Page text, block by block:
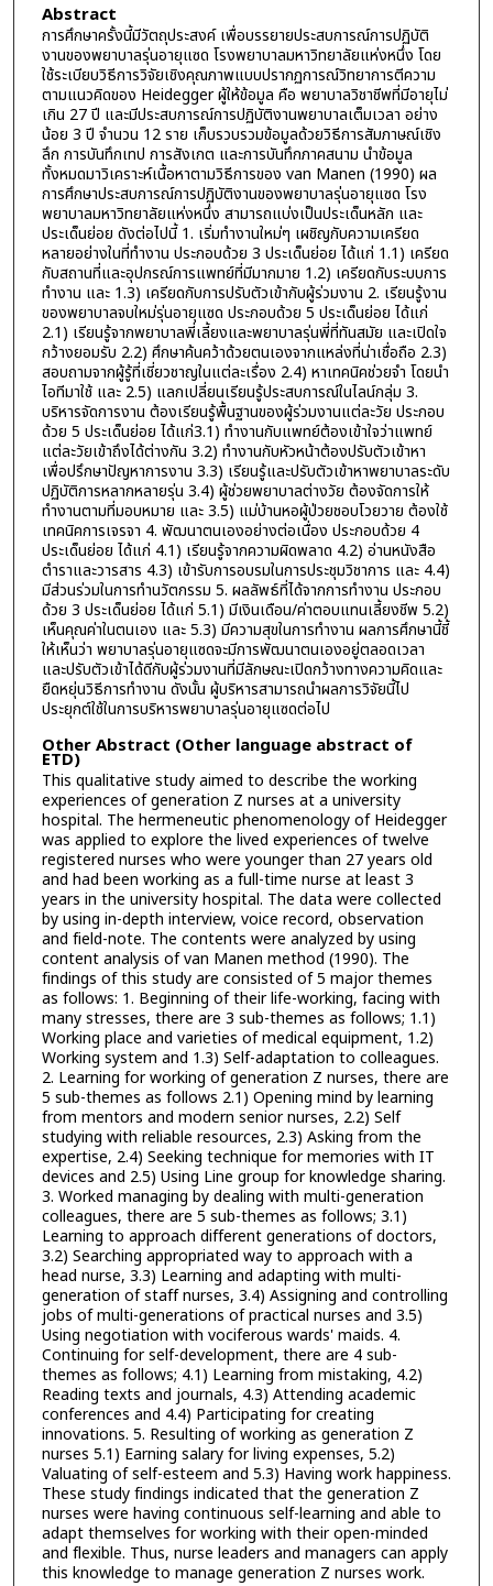
Abstract
การศึกษาครั้งนี้มีวัตถุประสงค์ เพื่อบรรยายประสบการณ์การปฏิบัติ
งานของพยาบาลรุ่นอายุแซด โรงพยาบาลมหาวิทยาลัยแห่งหนึ่ง โดย
ใช้ระเบียบวิธีการวิจัยเชิงคุณภาพแบบปรากฏการณ์วิทยาการตีความ
ตามแนวคิดของ Heidegger ผู้ให้ข้อมูล คือ พยาบาลวิชาชีพที่มีอายุไม่
เกิน 27 ปี และมีประสบการณ์การปฏิบัติงานพยาบาลเต็มเวลา อย่าง
น้อย 3 ปี จำนวน 12 ราย เก็บรวบรวมข้อมูลด้วยวิธีการสัมภาษณ์เชิง
ลึก การบันทึกเทป การสังเกต และการบันทึกภาคสนาม นำข้อมูล
ทั้งหมดมาวิเคราะห์เนื้อหาตามวิธีการของ van Manen (1990) ผล
การศึกษาประสบการณ์การปฏิบัติงานของพยาบาลรุ่นอายุแซด โรง
พยาบาลมหาวิทยาลัยแห่งหนึ่ง สามารถแบ่งเป็นประเด็นหลัก และ
ประเด็นย่อย ดังต่อไปนี้ 1. เริ่มทำงานใหม่ๆ เผชิญกับความเครียด
หลายอย่างในที่ทำงาน ประกอบด้วย 3 ประเด็นย่อย ได้แก่ 1.1) เครียด
กับสถานที่และอุปกรณ์การแพทย์ที่มีมากมาย 1.2) เครียดกับระบบการ
ทำงาน และ 1.3) เครียดกับการปรับตัวเข้ากับผู้ร่วมงาน 2. เรียนรู้งาน
ของพยาบาลจบใหม่รุ่นอายุแซด ประกอบด้วย 5 ประเด็นย่อย ได้แก่
2.1) เรียนรู้จากพยาบาลพี่เลี้ยงและพยาบาลรุ่นพี่ที่ทันสมัย และเปิดใจ
กว้างยอมรับ 2.2) ศึกษาค้นคว้าด้วยตนเองจากแหล่งที่น่าเชื่อถือ 2.3)
สอบถามจากผู้รู้ที่เชี่ยวชาญในแต่ละเรื่อง 2.4) หาเทคนิคช่วยจำ โดยนำ
ไอทีมาใช้ และ 2.5) แลกเปลี่ยนเรียนรู้ประสบการณ์ในไลน์กลุ่ม 3.
บริหารจัดการงาน ต้องเรียนรู้พื้นฐานของผู้ร่วมงานแต่ละวัย ประกอบ
ด้วย 5 ประเด็นย่อย ได้แก่3.1) ทำงานกับแพทย์ต้องเข้าใจว่าแพทย์
แต่ละวัยเข้าถึงได้ต่างกัน 3.2) ทำงานกับหัวหน้าต้องปรับตัวเข้าหา
เพื่อปรึกษาปัญหาการงาน 3.3) เรียนรู้และปรับตัวเข้าหาพยาบาลระดับ
ปฏิบัติการหลากหลายรุ่น 3.4) ผู้ช่วยพยาบาลต่างวัย ต้องจัดการให้
ทำงานตามที่มอบหมาย และ 3.5) แม่บ้านหอผู้ป่วยชอบโวยวาย ต้องใช้
เทคนิคการเจรจา 4. พัฒนาตนเองอย่างต่อเนื่อง ประกอบด้วย 4
ประเด็นย่อย ได้แก่ 4.1) เรียนรู้จากความผิดพลาด 4.2) อ่านหนังสือ
ตำราและวารสาร 4.3) เข้ารับการอบรมในการประชุมวิชาการ และ 4.4)
มีส่วนร่วมในการทำนวัตกรรม 5. ผลลัพธ์ที่ได้จากการทำงาน ประกอบ
ด้วย 3 ประเด็นย่อย ได้แก่ 5.1) มีเงินเดือน/ค่าตอบแทนเลี้ยงชีพ 5.2)
เห็นคุณค่าในตนเอง และ 5.3) มีความสุขในการทำงาน ผลการศึกษานี้ชี้
ให้เห็นว่า พยาบาลรุ่นอายุแซดจะมีการพัฒนาตนเองอยู่ตลอดเวลา
และปรับตัวเข้าได้ดีกับผู้ร่วมงานที่มีลักษณะเปิดกว้างทางความคิดและ
ยืดหยุ่นวิธีการทำงาน ดังนั้น ผู้บริหารสามารถนำผลการวิจัยนี้ไป
ประยุกต์ใช้ในการบริหารพยาบาลรุ่นอายุแซดต่อไป
Other Abstract (Other language abstract of
ETD)
This qualitative study aimed to describe the working
experiences of generation Z nurses at a university
hospital. The hermeneutic phenomenology of Heidegger
was applied to explore the lived experiences of twelve
registered nurses who were younger than 27 years old
and had been working as a full-time nurse at least 3
years in the university hospital. The data were collected
by using in-depth interview, voice record, observation
and field-note. The contents were analyzed by using
content analysis of van Manen method (1990). The
findings of this study are consisted of 5 major themes
as follows: 1. Beginning of their life-working, facing with
many stresses, there are 3 sub-themes as follows; 1.1)
Working place and varieties of medical equipment, 1.2)
Working system and 1.3) Self-adaptation to colleagues.
2. Learning for working of generation Z nurses, there are
5 sub-themes as follows 2.1) Opening mind by learning
from mentors and modern senior nurses, 2.2) Self
studying with reliable resources, 2.3) Asking from the
expertise, 2.4) Seeking technique for memories with IT
devices and 2.5) Using Line group for knowledge sharing.
3. Worked managing by dealing with multi-generation
colleagues, there are 5 sub-themes as follows; 3.1)
Learning to approach different generations of doctors,
3.2) Searching appropriated way to approach with a
head nurse, 3.3) Learning and adapting with multi-
generation of staff nurses, 3.4) Assigning and controlling
jobs of multi-generations of practical nurses and 3.5)
Using negotiation with vociferous wards' maids. 4.
Continuing for self-development, there are 4 sub-
themes as follows; 4.1) Learning from mistaking, 4.2)
Reading texts and journals, 4.3) Attending academic
conferences and 4.4) Participating for creating
innovations. 5. Resulting of working as generation Z
nurses 5.1) Earning salary for living expenses, 5.2)
Valuating of self-esteem and 5.3) Having work happiness.
These study findings indicated that the generation Z
nurses were having continuous self-learning and able to
adapt themselves for working with their open-minded
and flexible. Thus, nurse leaders and managers can apply
this knowledge to manage generation Z nurses work.